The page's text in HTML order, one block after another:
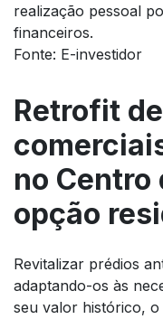
realização pessoal
financeiros.
Fonte: E-investidor
Retrofit
no Centro
opção
Revitalizar prédios
adaptando-os às
seu valor histórico,